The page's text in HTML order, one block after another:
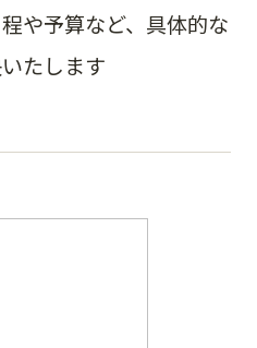
や予算など、具体的な
たします